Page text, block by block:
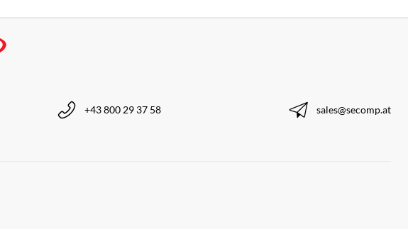
+43 800 29 37 58 sales@secomp.at